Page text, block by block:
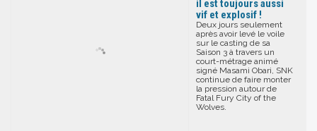
il est toujours aussi
vif et explosif !
Deux jours seulement
après avoir levé le voile
sur le casting de sa
Saison 3 à travers un
court-métrage animé
signé Masami Obari, SNK
continue de faire monter
la pression autour de
Fatal Fury City of the
Wolves.